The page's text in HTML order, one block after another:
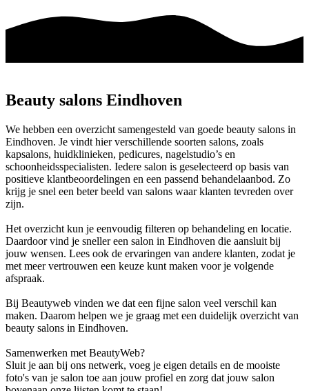
Beauty salons Eindhoven
We hebben een overzicht samengesteld van goede beauty salons in
Eindhoven. Je vindt hier verschillende soorten salons, zoals
kapsalons, huidklinieken, pedicures, nagelstudio’s en
schoonheidsspecialisten. Iedere salon is geselecteerd op basis van
positieve klantbeoordelingen en een passend behandelaanbod. Zo
krijg je snel een beter beeld van salons waar klanten tevreden over
zijn.
Het overzicht kun je eenvoudig filteren op behandeling en locatie.
Daardoor vind je sneller een salon in Eindhoven die aansluit bij
jouw wensen. Lees ook de ervaringen van andere klanten, zodat je
met meer vertrouwen een keuze kunt maken voor je volgende
afspraak.
Bij Beautyweb vinden we dat een fijne salon veel verschil kan
maken. Daarom helpen we je graag met een duidelijk overzicht van
beauty salons in Eindhoven.
Samenwerken met BeautyWeb?
Sluit je aan bij ons netwerk, voeg je eigen details en de mooiste
foto's van je salon toe aan jouw profiel en zorg dat jouw salon